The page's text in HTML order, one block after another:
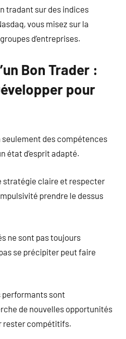
tradant sur des indices
vous misez sur la
d’entreprises.
Bon Trader :
pour
des compétences
état d’esprit adapté.
stratégie claire et respecter
prendre le dessus
ne sont pas toujours
se précipiter peut faire
sont
de nouvelles opportunités
rester compétitifs.